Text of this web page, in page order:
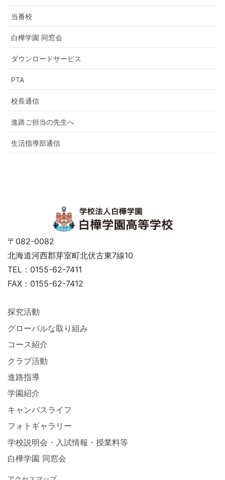
当番校
白樺学園 同窓会
ダウンロードサービス
PTA
校長通信
進路ご担当の先生へ
生活指導部通信
〒082-0082
北海道河西郡芽室町北伏古東7線10
TEL：0155-62-7411
FAX：0155-62-7412
探究活動
グローバルな取り組み
コース紹介
クラブ活動
進路指導
学園紹介
キャンパスライフ
フォトギャラリー
学校説明会・入試情報・授業料等
白樺学園 同窓会